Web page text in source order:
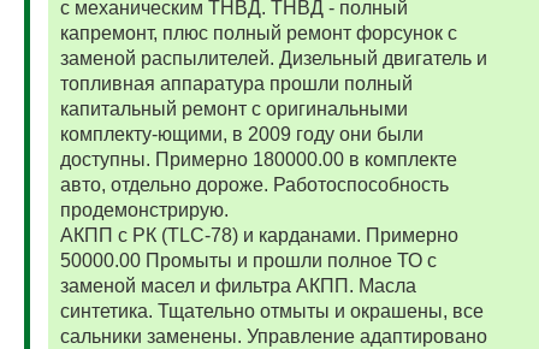
с механическим ТНВД. ТНВД - полный
капремонт, плюс полный ремонт форсунок с
заменой распылителей. Дизельный двигатель и
топливная аппаратура прошли полный
капитальный ремонт с оригинальными
комплекту-ющими, в 2009 году они были
доступны. Примерно 180000.00 в комплекте
авто, отдельно дороже. Работоспособность
продемонстрирую.
АКПП с РК (TLC-78) и карданами. Примерно
50000.00 Промыты и прошли полное ТО с
заменой масел и фильтра АКПП. Масла
синтетика. Тщательно отмыты и окрашены, все
сальники заменены. Управление адаптировано